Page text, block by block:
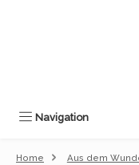
Navigation
Home Aus dem